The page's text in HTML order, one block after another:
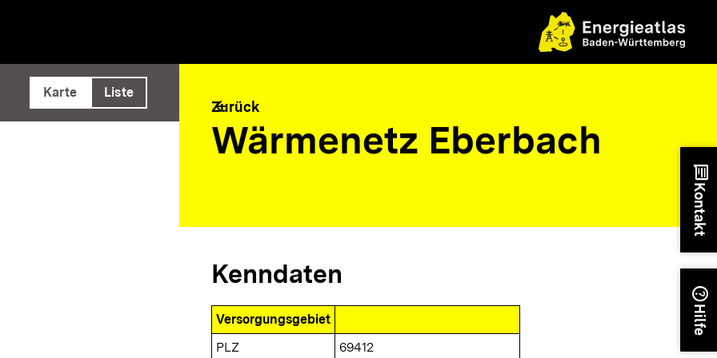
ausführen
Karte Liste
arrow_back
Zurück
Wärmenetz Eberbach
Kenndaten
Versorgungsgebiet
PLZ
69412
chat
Kontakt
help
Hilfe